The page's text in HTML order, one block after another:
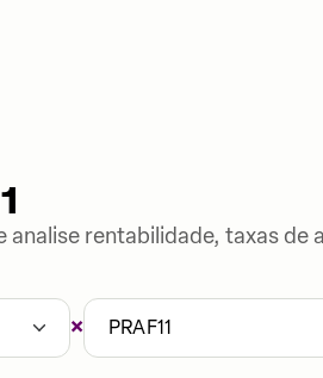
analise rentabilidade, taxas
× PRAF11